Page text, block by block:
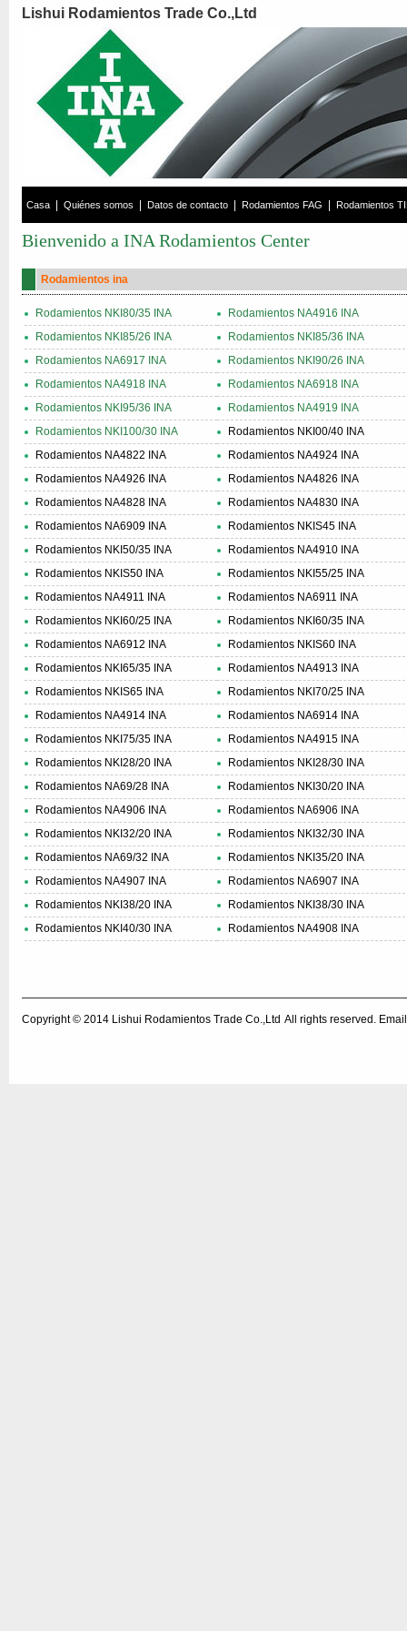
Lishui Rodamientos Trade Co.,Ltd
Casa Quiénes somos Datos de contacto Rodamientos FAG Rodamientos
Bienvenido a INA Rodamientos Center
Rodamientos ina
Rodamientos NKI80/35 INA
Rodamientos NA4916 INA
Rodamientos NKI85/26 INA
Rodamientos NKI85/36 INA
Rodamientos NA6917 INA
Rodamientos NKI90/26 INA
Rodamientos NA4918 INA
Rodamientos NA6918 INA
Rodamientos NKI95/36 INA
Rodamientos NA4919 INA
Rodamientos NKI100/30 INA
Rodamientos NKI00/40 INA
Rodamientos NA4822 INA
Rodamientos NA4924 INA
Rodamientos NA4926 INA
Rodamientos NA4826 INA
Rodamientos NA4828 INA
Rodamientos NA4830 INA
Rodamientos NA6909 INA
Rodamientos NKIS45 INA
Rodamientos NKI50/35 INA
Rodamientos NA4910 INA
Rodamientos NKIS50 INA
Rodamientos NKI55/25 INA
Rodamientos NA4911 INA
Rodamientos NA6911 INA
Rodamientos NKI60/25 INA
Rodamientos NKI60/35 INA
Rodamientos NA6912 INA
Rodamientos NKIS60 INA
Rodamientos NKI65/35 INA
Rodamientos NA4913 INA
Rodamientos NKIS65 INA
Rodamientos NKI70/25 INA
Rodamientos NA4914 INA
Rodamientos NA6914 INA
Rodamientos NKI75/35 INA
Rodamientos NA4915 INA
Rodamientos NKI28/20 INA
Rodamientos NKI28/30 INA
Rodamientos NA69/28 INA
Rodamientos NKI30/20 INA
Rodamientos NA4906 INA
Rodamientos NA6906 INA
Rodamientos NKI32/20 INA
Rodamientos NKI32/30 INA
Rodamientos NA69/32 INA
Rodamientos NKI35/20 INA
Rodamientos NA4907 INA
Rodamientos NA6907 INA
Rodamientos NKI38/20 INA
Rodamientos NKI38/30 INA
Rodamientos NKI40/30 INA
Rodamientos NA4908 INA
Copyright © 2014 Lishui Rodamientos Trade Co.,Ltd All rights reserved.